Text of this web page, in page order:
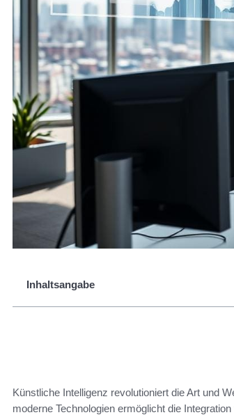
Inhaltsangabe
Künstliche Intelligenz revolutioniert die Art und
moderne Technologien ermöglicht die